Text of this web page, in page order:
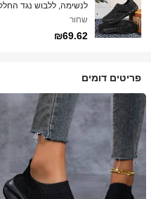
לנשימה, ללבוש נגד
שחור
₪69.62
פריטים דומים